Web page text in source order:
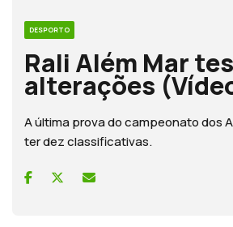
DESPORTO
Rali Além Mar
alterações
A última prova do campeonato dos
ter dez classificativas.